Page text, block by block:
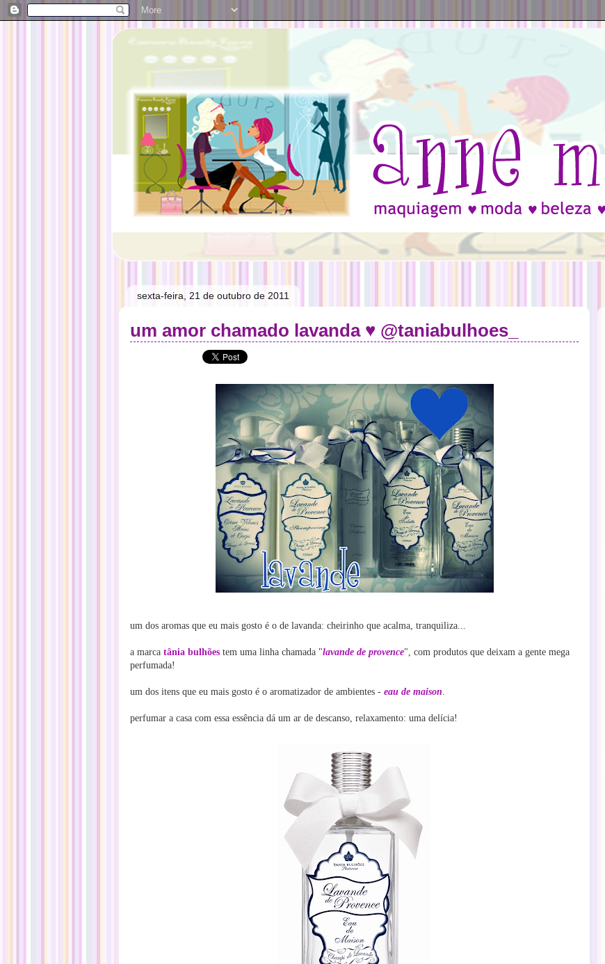
sexta-feira, 21 de outubro de 2011
um amor chamado lavanda ♥ @taniabulhoes_
um dos aromas que eu mais gosto é o de lavanda: cheirinho que acalma, tranquiliza...
a marca tânia bulhões tem uma linha chamada "lavande de provence", com produtos que deixam a gente mega
perfumada!
um dos itens que eu mais gosto é o aromatizador de ambientes - eau de maison.
perfumar a casa com essa essência dá um ar de descanso, relaxamento: uma delícia!